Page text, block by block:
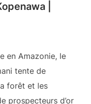
|
en Amazonie, le
tente de
forêt et les
prospecteurs d’or